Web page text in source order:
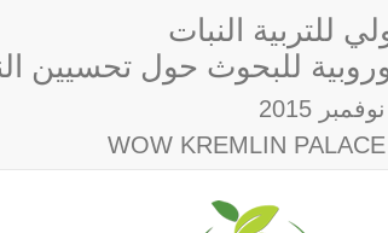
للتربية النبات
للبحوث حول تحسيين